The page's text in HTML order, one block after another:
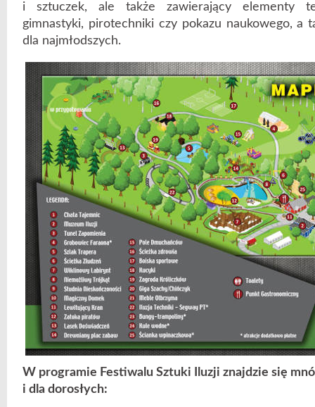
i sztuczek, ale także zawierający elementy
gimnastyki, pirotechniki czy pokazu naukowego, a
dla najmłodszych.
W programie Festiwalu Sztuki Iluzji znajdzie się
i dla dorosłych: